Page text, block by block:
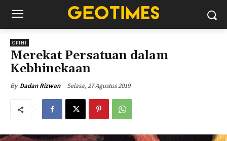
OPINI
Merekat Persatuan dalam
Kebhinekaan
By Dadan Rizwan Selasa, 27 Agustus 2019